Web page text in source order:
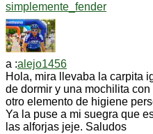
simplemente_fender
a :alejo1456
Hola, mira llevaba la carpita
de dormir y una mochilita
otro elemento de higiene
Ya la puse a mi suegra que
las alforjas jeje. Saludos